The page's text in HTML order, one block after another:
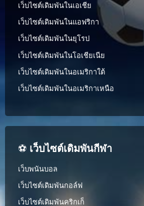
เว็บไซต์เดิมพันในเอเชีย
เว็บไซต์เดิมพันในแอฟริกา
เว็บไซต์เดิมพันในยุโรป
เว็บไซต์เดิมพันในโอเชียเนีย
เว็บไซต์เดิมพันในอเมริกาใต้
เว็บไซต์เดิมพันในอเมริกาเหนือ
⚽ เว็บไซต์เดิมพันกีฬา
เว็บพนันบอล
เว็บไซต์เดิมพันกอล์ฟ
เว็บไซต์เดิมพันคริกเก็